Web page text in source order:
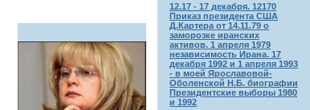
12.17 - 17 декабря. 12170
Приказ президента США
Д.Картера от 14.11.79 о
заморозке иранских
активов. 1 апреля 1979
независимость Ирана. 17
декабря 1992 и 1 апреля 1993
- в моей Ярославовой-
Оболенской Н.Б. биографии
Президентские выборы 1980
и 1992